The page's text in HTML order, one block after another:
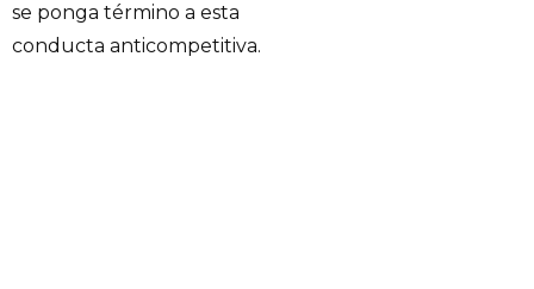
se ponga término a esta
conducta anticompetitiva.